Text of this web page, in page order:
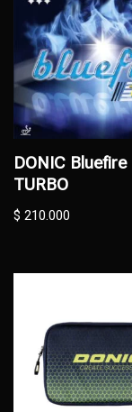
DONIC Bluefire
TURBO
$ 210.000